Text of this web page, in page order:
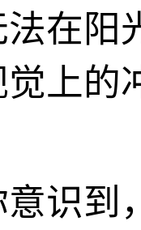
法在阳
觉上的
意识到